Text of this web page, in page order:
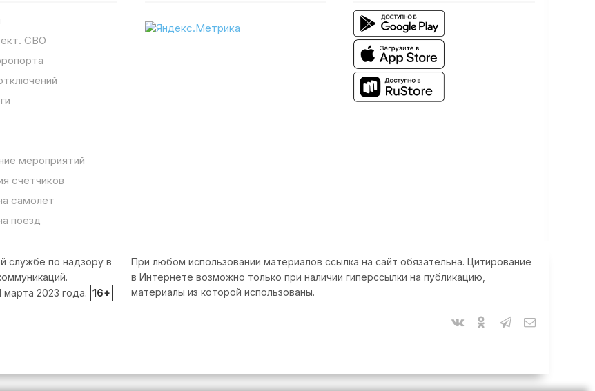
СВО
мероприятий
счетчиков
самолет
поезд
При любом использовании материалов ссылка на сайт обязательна. Цитирование
в Интернете возможно только при наличии гиперссылки на публикацию,
материалы из которой использованы.
службе по надзору в
2023 года. 16+